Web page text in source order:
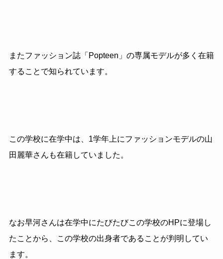
またファッション誌「Popteen」の専属モデルが多く在籍
することで知られています。
この学校に在学中は、1学年上にファッションモデルの山
田麗華さんも在籍していました。
なお早河さんは在学中にたびたびこの学校のHPに登場し
たことから、この学校の出身者であることが判明してい
ます。